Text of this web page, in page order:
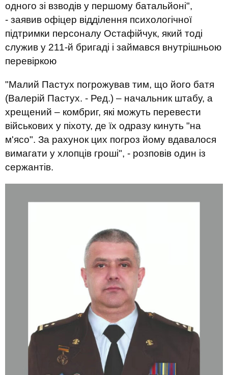
одного зі взводів у першому батальйоні",
- заявив офіцер відділення психологічної
підтримки персоналу Остафійчук, який тоді
служив у 211-й бригаді і займався внутрішньою
перевіркою
"Малий Пастух погрожував тим, що його батя
(Валерій Пастух. - Ред.) – начальник штабу, а
хрещений – комбриг, які можуть перевести
військових у піхоту, де їх одразу кинуть "на
м'ясо". За рахунок цих погроз йому вдавалося
вимагати у хлопців гроші", - розповів один із
сержантів.